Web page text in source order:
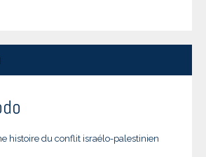
histoire du conflit israélo-palestinien